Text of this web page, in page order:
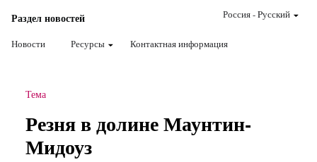
Раздел новостей
Новости Ресурсы Контактная информация
Россия-Pусский
Тема
Резня в долине Маунтин-
Мидоуз